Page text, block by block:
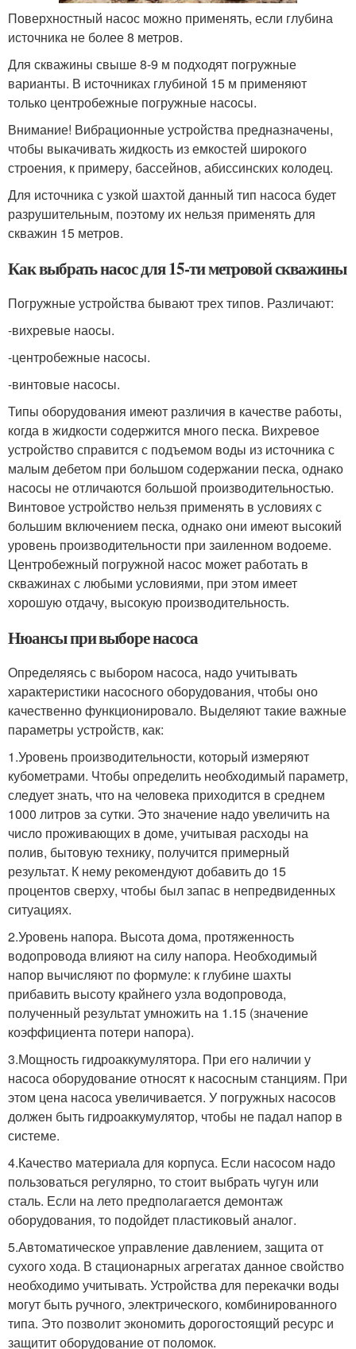
Поверхностный насос можно применять, если глубина
источника не более 8 метров.
Для скважины свыше 8-9 м подходят погружные
варианты. В источниках глубиной 15 м применяют
только центробежные погружные насосы.
Внимание! Вибрационные устройства предназначены,
чтобы выкачивать жидкость из емкостей широкого
строения, к примеру, бассейнов, абиссинских колодец.
Для источника с узкой шахтой данный тип насоса будет
разрушительным, поэтому их нельзя применять для
скважин 15 метров.
Как выбрать насос для 15-ти метровой скважины
Погружные устройства бывают трех типов. Различают:
-вихревые наосы.
-центробежные насосы.
-винтовые насосы.
Типы оборудования имеют различия в качестве работы,
когда в жидкости содержится много песка. Вихревое
устройство справится с подъемом воды из источника с
малым дебетом при большом содержании песка, однако
насосы не отличаются большой производительностью.
Винтовое устройство нельзя применять в условиях с
большим включением песка, однако они имеют высокий
уровень производительности при заиленном водоеме.
Центробежный погружной насос может работать в
скважинах с любыми условиями, при этом имеет
хорошую отдачу, высокую производительность.
Нюансы при выборе насоса
Определяясь с выбором насоса, надо учитывать
характеристики насосного оборудования, чтобы оно
качественно функционировало. Выделяют такие важные
параметры устройств, как:
1.Уровень производительности, который измеряют
кубометрами. Чтобы определить необходимый параметр,
следует знать, что на человека приходится в среднем
1000 литров за сутки. Это значение надо увеличить на
число проживающих в доме, учитывая расходы на
полив, бытовую технику, получится примерный
результат. К нему рекомендуют добавить до 15
процентов сверху, чтобы был запас в непредвиденных
ситуациях.
2.Уровень напора. Высота дома, протяженность
водопровода влияют на силу напора. Необходимый
напор вычисляют по формуле: к глубине шахты
прибавить высоту крайнего узла водопровода,
полученный результат умножить на 1.15 (значение
коэффициента потери напора).
3.Мощность гидроаккумулятора. При его наличии у
насоса оборудование относят к насосным станциям. При
этом цена насоса увеличивается. У погружных насосов
должен быть гидроаккумулятор, чтобы не падал напор в
системе.
4.Качество материала для корпуса. Если насосом надо
пользоваться регулярно, то стоит выбрать чугун или
сталь. Если на лето предполагается демонтаж
оборудования, то подойдет пластиковый аналог.
5.Автоматическое управление давлением, защита от
сухого хода. В стационарных агрегатах данное свойство
необходимо учитывать. Устройства для перекачки воды
могут быть ручного, электрического, комбинированного
типа. Это позволит экономить дорогостоящий ресурс и
защитит оборудование от поломок.